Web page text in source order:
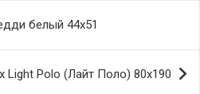
белый 44х51
Light Polo (Лайт Поло) 80х190